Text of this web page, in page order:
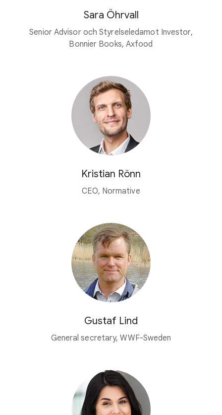
Sara Öhrvall
Senior Advisor och Styrelseledamot Investor,
Bonnier Books, Axfood
Kristian Rönn
CEO, Normative
Gustaf Lind
General secretary, WWF-Sweden